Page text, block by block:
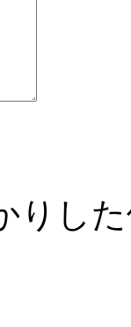
りし